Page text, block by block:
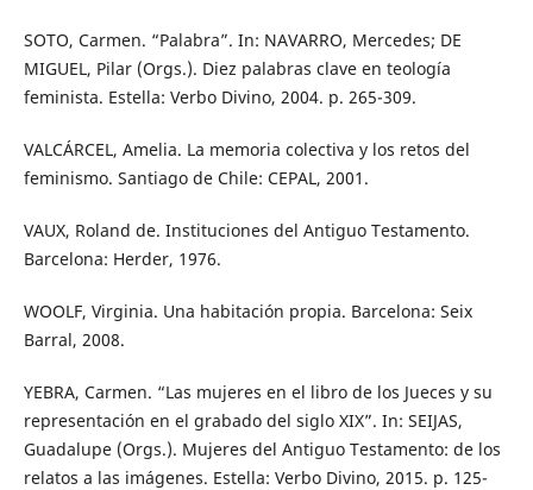
SOTO, Carmen. “Palabra”. In: NAVARRO, Mercedes; DE
MIGUEL, Pilar (Orgs.). Diez palabras clave en teología
feminista. Estella: Verbo Divino, 2004. p. 265-309.
VALCÁRCEL, Amelia. La memoria colectiva y los retos del
feminismo. Santiago de Chile: CEPAL, 2001.
VAUX, Roland de. Instituciones del Antiguo Testamento.
Barcelona: Herder, 1976.
WOOLF, Virginia. Una habitación propia. Barcelona: Seix
Barral, 2008.
YEBRA, Carmen. “Las mujeres en el libro de los Jueces y su
representación en el grabado del siglo XIX”. In: SEIJAS,
Guadalupe (Orgs.). Mujeres del Antiguo Testamento: de los
relatos a las imágenes. Estella: Verbo Divino, 2015. p. 125-